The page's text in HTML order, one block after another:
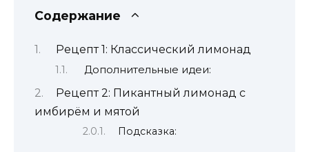
Содержание
Рецепт 1: Классический лимонад
Дополнительные идеи:
Рецепт 2: Пикантный лимонад с
имбирём и мятой
Подсказка: